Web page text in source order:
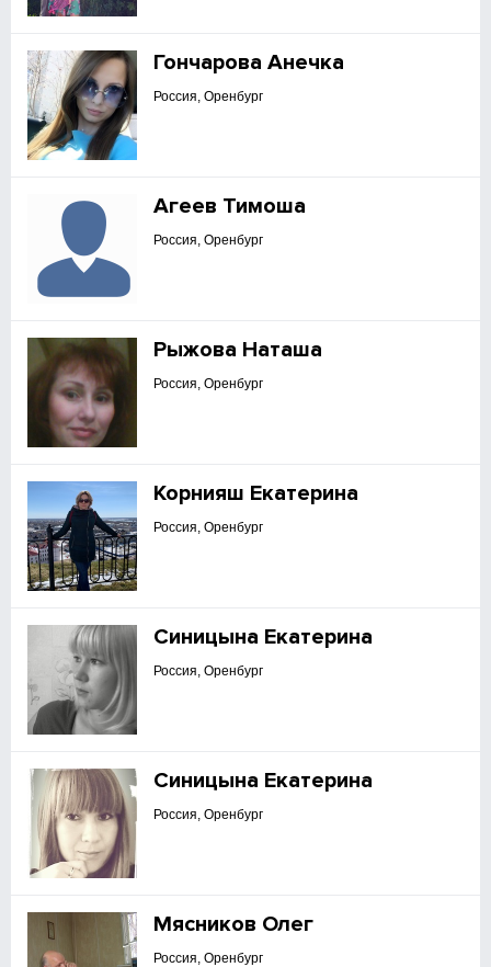
Гончарова Анечка
Россия, Оренбург
Агеев Тимоша
Россия, Оренбург
Рыжова Наташа
Россия, Оренбург
Корнияш Екатерина
Россия, Оренбург
Синицына Екатерина
Россия, Оренбург
Синицына Екатерина
Россия, Оренбург
Мясников Олег
Россия, Оренбург